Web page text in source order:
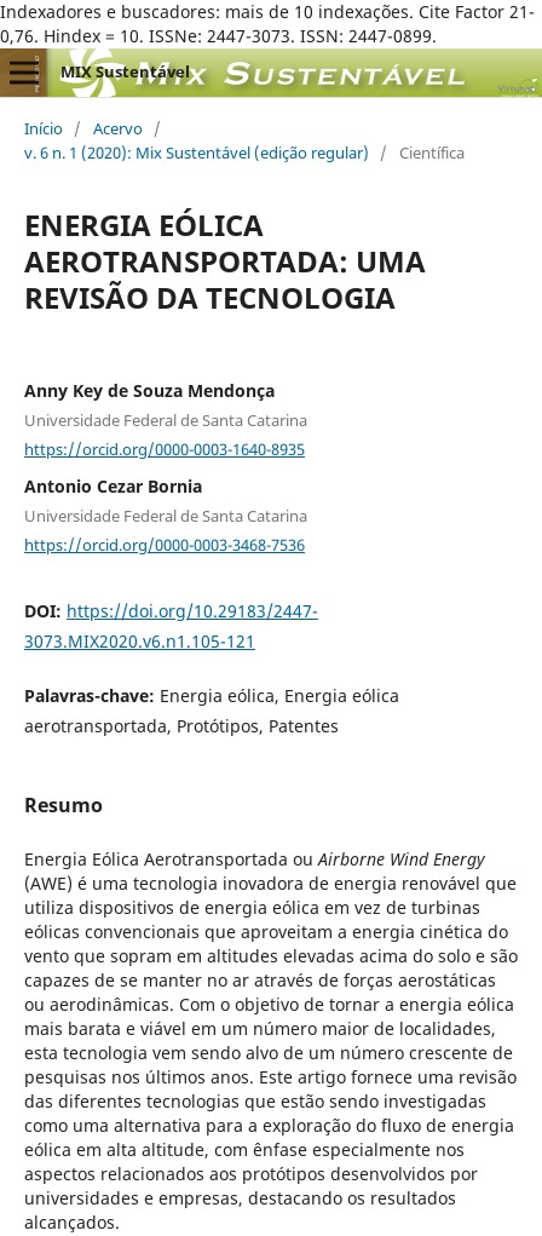
Indexadores e buscadores: mais de 10 indexações. Cite Factor 21-
0,76. Hindex = 10. ISSNe: 2447-3073. ISSN: 2447-0899.
MIX Sustentável
Início / Acervo /
v. 6 n. 1 (2020): Mix Sustentável (edição regular)
/ Científica
ENERGIA EÓLICA
AEROTRANSPORTADA: UMA
REVISÃO DA TECNOLOGIA
Anny Key de Souza Mendonça
Universidade Federal de Santa Catarina
https://orcid.org/0000-0003-1640-8935
Antonio Cezar Bornia
Universidade Federal de Santa Catarina
https://orcid.org/0000-0003-3468-7536
DOI: https://doi.org/10.29183/2447-
3073.MIX2020.v6.n1.105-121
Palavras-chave: Energia eólica, Energia eólica
aerotransportada, Protótipos, Patentes
Resumo
Energia Eólica Aerotransportada ouAirborne Wind Energy
(AWE) é uma tecnologia inovadora de energia renovável que
utiliza dispositivos de energia eólica em vez de turbinas
eólicas convencionais que aproveitam a energia cinética do
vento que sopram em altitudes elevadas acima do solo e são
capazes de se manter no ar através de forças aerostáticas
ou aerodinâmicas. Com o objetivo de tornar a energia eólica
mais barata e viável em um número maior de localidades,
esta tecnologia vem sendo alvo de um número crescente de
pesquisas nos últimos anos. Este artigo fornece uma revisão
das diferentes tecnologias que estão sendo investigadas
como uma alternativa para a exploração do fluxo de energia
eólica em alta altitude, com ênfase especialmente nos
aspectos relacionados aos protótipos desenvolvidos por
universidades e empresas, destacando os resultados
alcançados.